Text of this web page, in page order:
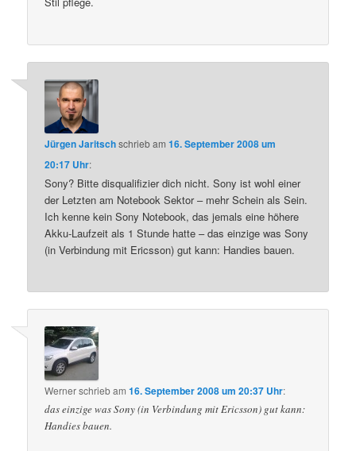
Jürgen Jaritschschriebam16. September 2008 um
20:17 Uhr:
Sony? Bitte disqualifizier dich nicht. Sony ist wohl einer
der Letzten am Notebook Sektor – mehr Schein als Sein.
Ich kenne kein Sony Notebook, das jemals eine höhere
Akku-Laufzeit als 1 Stunde hatte – das einzige was Sony
(in Verbindung mit Ericsson) gut kann: Handies bauen.
Wernerschriebam16. September 2008 um 20:37 Uhr:
das einzige was Sony (in Verbindung mit Ericsson) gut kann:
Handies bauen.